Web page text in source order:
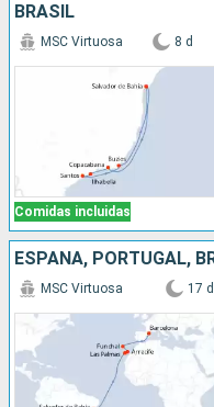
BRASIL
Comidas incluidas
MSC Virtuosa 8 d
ESPAÑA, PORTUGAL,
MSC Virtuosa 17 d